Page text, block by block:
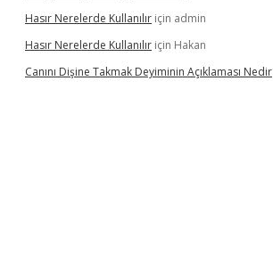
Hasır Nerelerde Kullanılır için admin
Hasır Nerelerde Kullanılır için Hakan
Canını Dişine Takmak Deyiminin Açıklaması Nedir